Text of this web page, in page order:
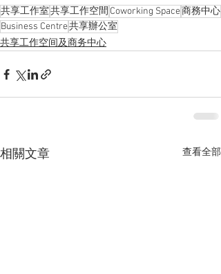
共享工作室共享工作空間 Coworking Space商務中心
Business Centre共享辦公室
共享工作空间及商务中心
相關文章 查看全部